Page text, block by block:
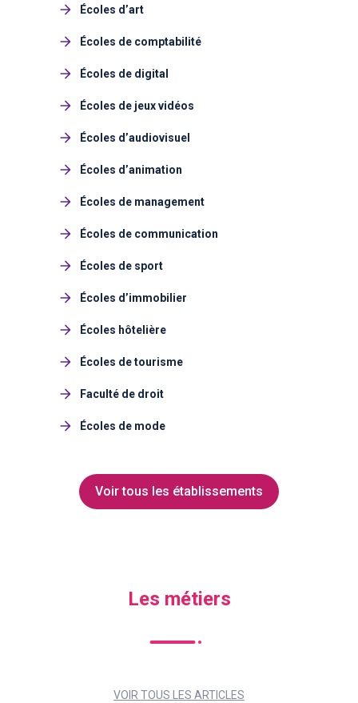
Écoles d’art
Écoles de comptabilité
Écoles de digital
Écoles de jeux vidéos
Écoles d’audiovisuel
Écoles d’animation
Écoles de management
Écoles de communication
Écoles de sport
Écoles d’immobilier
Écoles hôtelière
Écoles de tourisme
Faculté de droit
Écoles de mode
Voir tous les établissements
Les métiers
VOIR TOUS LES ARTICLES